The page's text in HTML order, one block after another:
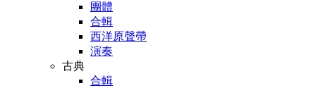
團體
合輯
西洋原聲帶
演奏
古典
合輯